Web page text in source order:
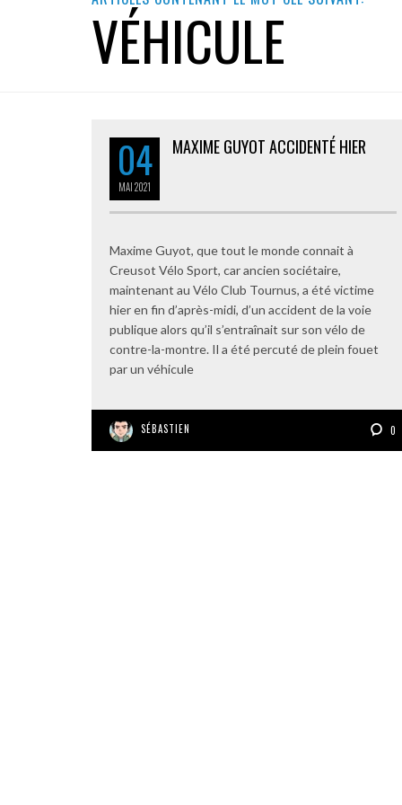
VÉHICULE
04
MAI2021
MAXIME GUYOT ACCIDENTÉ HIER
Maxime Guyot, que tout le monde connait à
Creusot Vélo Sport, car ancien sociétaire,
maintenant au Vélo Club Tournus, a été victime
hier en fin d’après-midi, d’un accident de la voie
publique alors qu’il s’entraînait sur son vélo de
contre-la-montre. Il a été percuté de plein fouet
par un véhicule
SÉBASTIEN 0